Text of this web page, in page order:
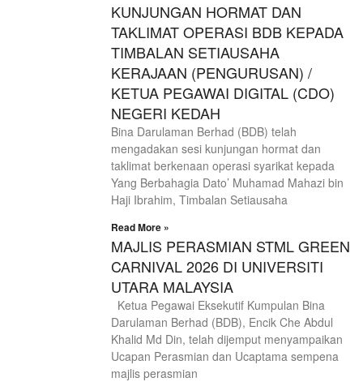
KUNJUNGAN HORMAT DAN
TAKLIMAT OPERASI BDB KEPADA
TIMBALAN SETIAUSAHA
KERAJAAN (PENGURUSAN) /
KETUA PEGAWAI DIGITAL (CDO)
NEGERI KEDAH
Bina Darulaman Berhad (BDB) telah
mengadakan sesi kunjungan hormat dan
taklimat berkenaan operasi syarikat kepada
Yang Berbahagia Dato’ Muhamad Mahazi bin
Haji Ibrahim, Timbalan Setiausaha
Read More »
MAJLIS PERASMIAN STML GREEN
CARNIVAL 2026 DI UNIVERSITI
UTARA MALAYSIA
Ketua Pegawai Eksekutif Kumpulan Bina
Darulaman Berhad (BDB), Encik Che Abdul
Khalid Md Din, telah dijemput menyampaikan
Ucapan Perasmian dan Ucaptama sempena
majlis perasmian